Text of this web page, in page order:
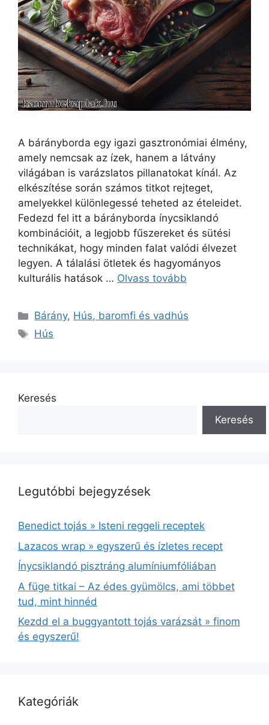
A bárányborda egy igazi gasztronómiai élmény,
amely nemcsak az ízek, hanem a látvány
világában is varázslatos pillanatokat kínál. Az
elkészítése során számos titkot rejteget,
amelyekkel különlegessé teheted az ételeidet.
Fedezd fel itt a bárányborda ínycsiklandó
kombinációit, a legjobb fűszereket és sütési
technikákat, hogy minden falat valódi élvezet
legyen. A tálalási ötletek és hagyományos
kulturális hatások … Olvass tovább
Kategória
Bárány, Hús, baromfi és vadhús
Címkék
Hús
Keresés
Keresés
Legutóbbi bejegyzések
Benedict tojás » Isteni reggeli receptek
Lazacos wrap » egyszerű és ízletes recept
Ínycsiklandó pisztráng alumíniumfóliában
A füge titkai – Az édes gyümölcs, ami többet
tud, mint hinnéd
Kezdd el a buggyantott tojás varázsát » finom
és egyszerű!
Kategóriák